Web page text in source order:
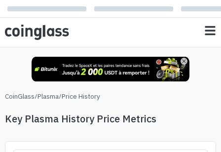
CoinGlass/Plasma/Price History
Key Plasma History Price Metrics